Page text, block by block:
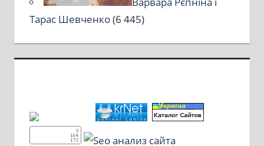
Тарас Шевченко(6 445)